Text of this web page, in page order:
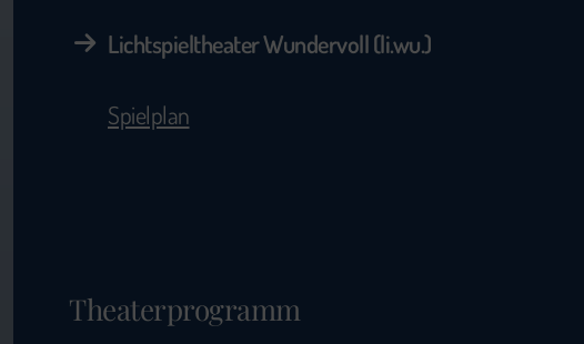
Lichtspieltheater Wundervoll (li.wu.)
Spielplan
Theaterprogramm